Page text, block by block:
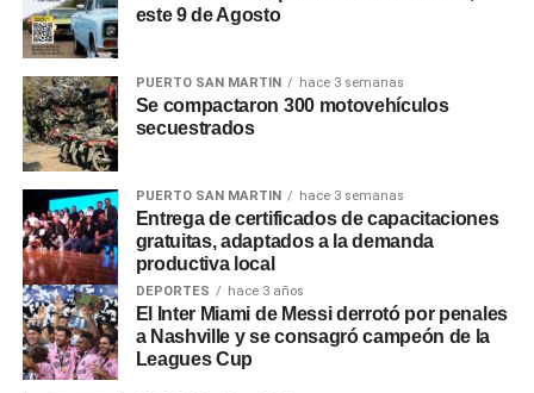
será por decreto, en otros bastará con la decisión de cada
ministro». Respecto a los posibles despidos,
que «empleado que esté de más no tiene razón de ser
que un argentino abone su sueldo con sus impuestos».
este 9 de Agosto
PUERTO SAN MARTIN hace 3 semanas
Se compactaron 300 motovehículos
secuestrados
PUERTO SAN MARTIN hace 3 semanas
Entrega de certificados de capacitaciones
gratuitas, adaptados a la demanda
productiva local
DEPORTES hace 3 años
El Inter Miami de Messi derrotó por penales
a Nashville y se consagró campeón de la
Leagues Cup